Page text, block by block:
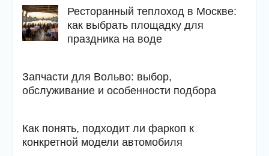
Ресторанный теплоход в Москве:
как выбрать площадку для
праздника на воде
Запчасти для Вольво: выбор,
обслуживание и особенности подбора
Как понять, подходит ли фаркоп к
конкретной модели автомобиля